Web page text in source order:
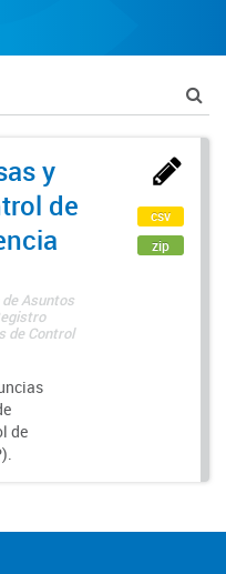
y
de
Asuntos
de Control
de
csv
zip